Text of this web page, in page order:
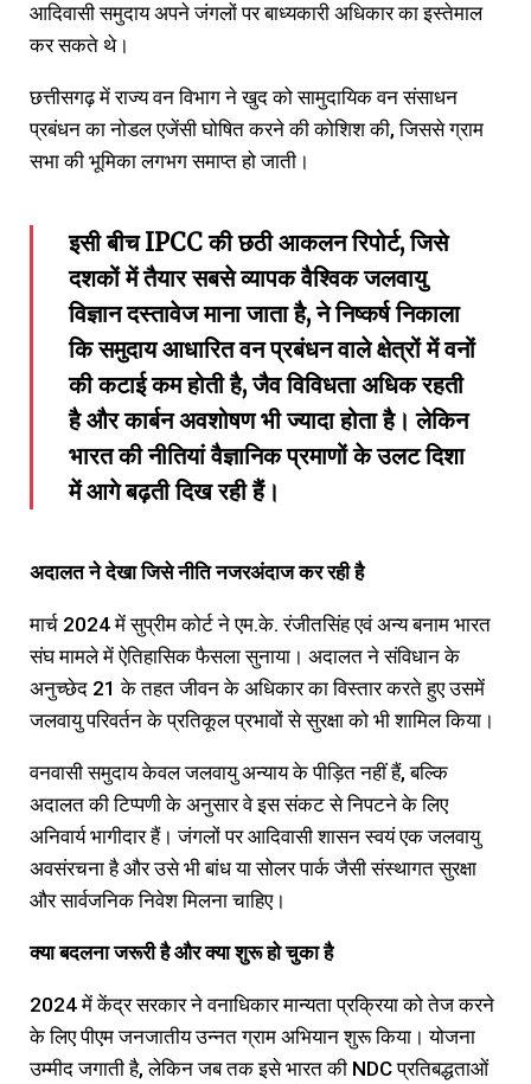
आदिवासी समुदाय अपने जंगलों पर बाध्यकारी अधिकार का इस्तेमाल
कर सकते थे।
छत्तीसगढ़ में राज्य वन विभाग ने खुद को सामुदायिक वन संसाधन
प्रबंधन का नोडल एजेंसी घोषित करने की कोशिश की, जिससे ग्राम
सभा की भूमिका लगभग समाप्त हो जाती।
इसी बीच IPCC की छठी आकलन रिपोर्ट, जिसे
दशकों में तैयार सबसे व्यापक वैश्विक जलवायु
विज्ञान दस्तावेज माना जाता है, ने निष्कर्ष निकाला
कि समुदाय आधारित वन प्रबंधन वाले क्षेत्रों में वनों
की कटाई कम होती है, जैव विविधता अधिक रहती
है और कार्बन अवशोषण भी ज्यादा होता है। लेकिन
भारत की नीतियां वैज्ञानिक प्रमाणों के उलट दिशा
में आगे बढ़ती दिख रही हैं।
अदालत ने देखा जिसे नीति नजरअंदाज कर रही है
मार्च 2024 में सुप्रीम कोर्ट ने एम.के. रंजीतसिंह एवं अन्य बनाम भारत
संघ मामले में ऐतिहासिक फैसला सुनाया। अदालत ने संविधान के
अनुच्छेद 21 के तहत जीवन के अधिकार का विस्तार करते हुए उसमें
जलवायु परिवर्तन के प्रतिकूल प्रभावों से सुरक्षा को भी शामिल किया।
वनवासी समुदाय केवल जलवायु अन्याय के पीड़ित नहीं हैं, बल्कि
अदालत की टिप्पणी के अनुसार वे इस संकट से निपटने के लिए
अनिवार्य भागीदार हैं। जंगलों पर आदिवासी शासन स्वयं एक जलवायु
अवसंरचना है और उसे भी बांध या सोलर पार्क जैसी संस्थागत सुरक्षा
और सार्वजनिक निवेश मिलना चाहिए।
क्या बदलना जरूरी है और क्या शुरू हो चुका है
2024 में केंद्र सरकार ने वनाधिकार मान्यता प्रक्रिया को तेज करने
के लिए पीएम जनजातीय उन्नत ग्राम अभियान शुरू किया। योजना
उम्मीद जगाती है, लेकिन जब तक इसे भारत की NDC प्रतिबद्धताओं